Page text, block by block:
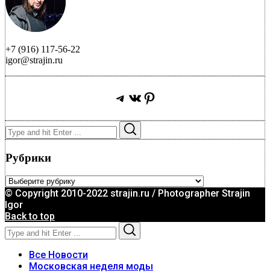
+7 (916) 117-56-22
igor@strajin.ru
Telegram
ВКонтакте
Pinterest
Search
for:
Рубрики
Рубрики
© Copyright 2010-2022 strajin.ru / Photographer Strajin
Igor
Back to top
Search
for:
Все Новости
Московская неделя моды